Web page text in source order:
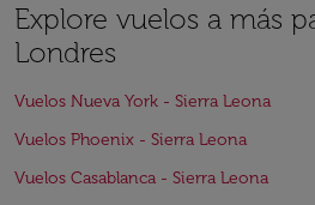
Explore vuelos a más
Londres
Vuelos Nueva York - Sierra Leona
Vuelos Phoenix - Sierra Leona
Vuelos Casablanca - Sierra Leona